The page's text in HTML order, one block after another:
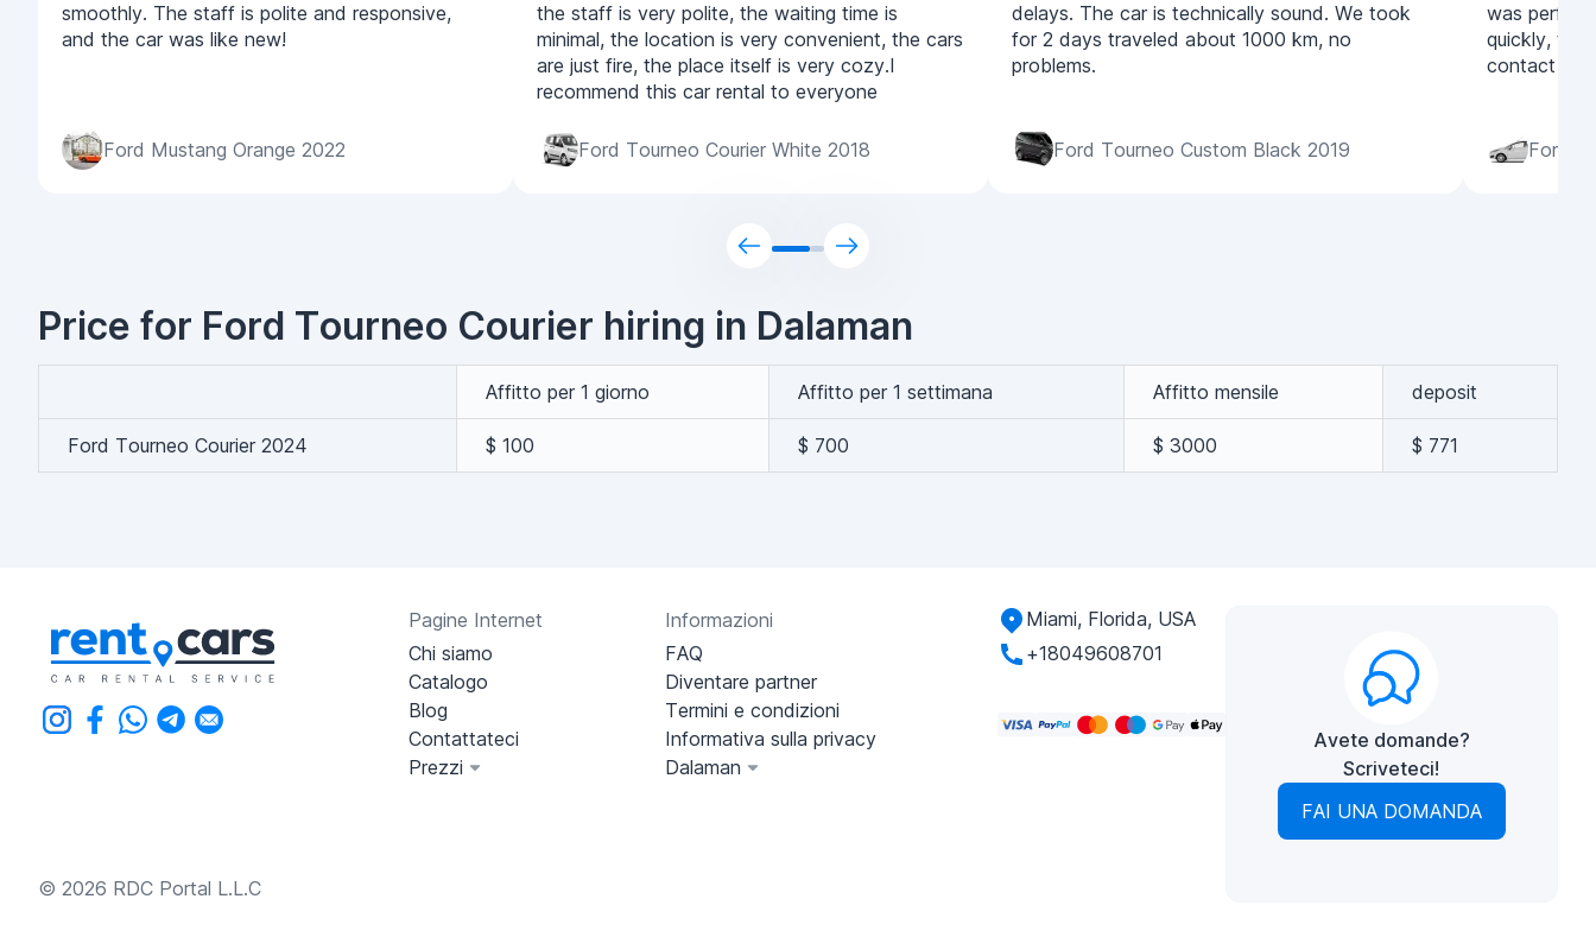
smoothly. The staff is polite and responsive,
and the car was like new!
Ford Mustang Orange 2022
the staff is very polite, the waiting time is
minimal, the location is very convenient, the cars
are just fire, the place itself is very cozy.I
recommend this car rental to everyone
Ford Tourneo Courier White 2018
delays. The car is technically sound. We took
for 2 days traveled about 1000 km, no
problems.
Ford Tourneo Custom Black 2019
was
quickly, the
contact
Ford
Price for Ford Tourneo Courier hiring in Dalaman
Affitto per 1 giorno Affitto per 1 settimana Affitto mensile deposit
Ford Tourneo Courier 2024 $ 100 $ 700 $ 3000 $ 771
© 2026 RDC Portal L.L.C
Pagine Internet
Chi siamo
Catalogo
Blog
Contattateci
Prezzi
Informazioni
FAQ
Diventare partner
Termini e condizioni
Informativa sulla privacy
Dalaman
Miami, Florida, USA
+18049608701
Avete domande?
Scriveteci!
FAI UNA DOMANDA